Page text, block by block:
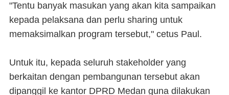
"Tentu banyak masukan yang akan kita sampaikan
kepada pelaksana dan perlu sharing untuk
memaksimalkan program tersebut," cetus Paul.
Untuk itu, kepada seluruh stakeholder yang
berkaitan dengan pembangunan tersebut akan
dipanggil ke kantor DPRD Medan guna dilakukan